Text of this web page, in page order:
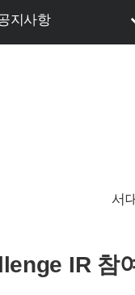
지사항
서
IR 참